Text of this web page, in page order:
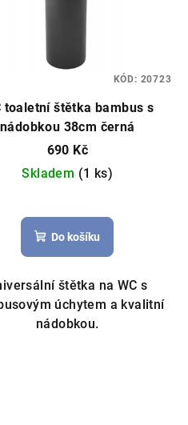
toaletní štětka bambus s
nádobkou 38cm černá
690 Kč
Skladem (1 ks)
Do košíku
štětka na WC s
úchytem a kvalitní
nádobkou.
KÓD: 20723